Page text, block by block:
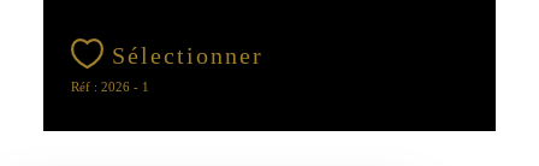
Sélectionner
Réf : 2026 - 1